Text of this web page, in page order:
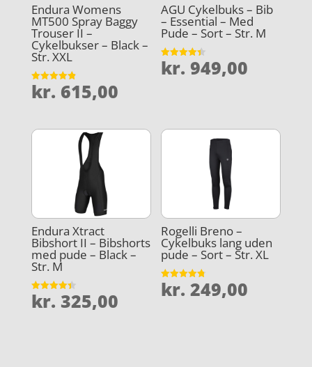
Endura Womens
MT500 Spray Baggy
Trouser II –
Cykelbukser – Black –
Str. XXL
Vurderet
4.9
kr. 615,00
AGU Cykelbuks – Bib
– Essential – Med
Pude – Sort – Str. M
Vurderet
4.4
kr. 949,00
Endura Xtract
Bibshort II – Bibshorts
med pude – Black –
Str. M
Vurderet
4.4
kr. 325,00
Rogelli Breno –
Cykelbuks lang uden
pude – Sort – Str. XL
Vurderet
4.8
kr. 249,00